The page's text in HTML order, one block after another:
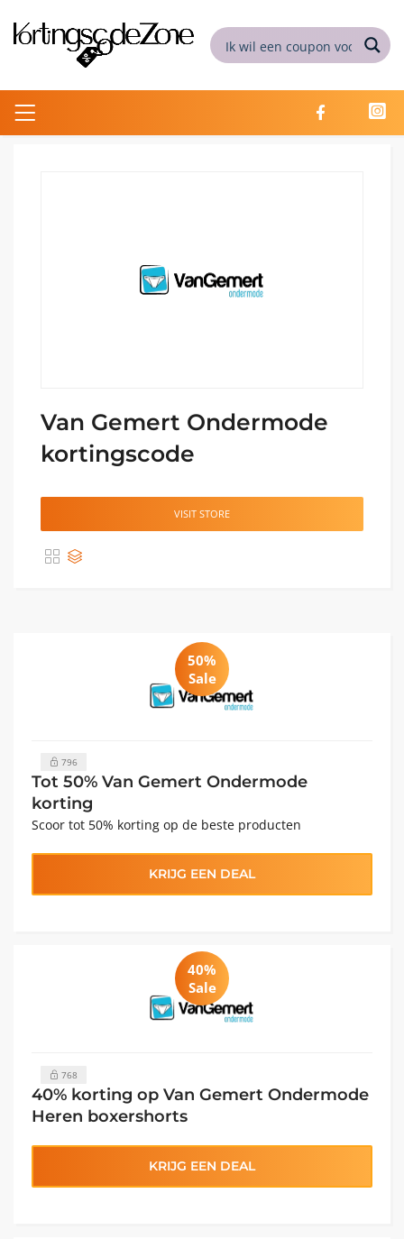
Van Gemert Ondermode
kortingscode
VISIT STORE
50%
Sale
796
Tot 50% Van Gemert Ondermode
korting
Scoor tot 50% korting op de beste producten
KRIJG EEN DEAL
40%
Sale
768
40% korting op Van Gemert Ondermode
Heren boxershorts
KRIJG EEN DEAL